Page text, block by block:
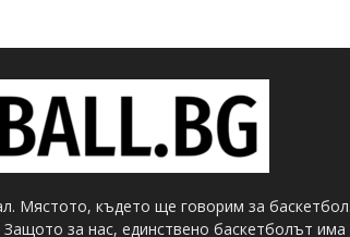
Мястото, където ще говорим за
за нас, единствено баскетболът има